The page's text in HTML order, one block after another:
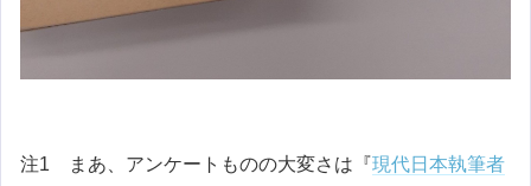
注1 まあ、アンケートものの大変さは『現代日本執筆者